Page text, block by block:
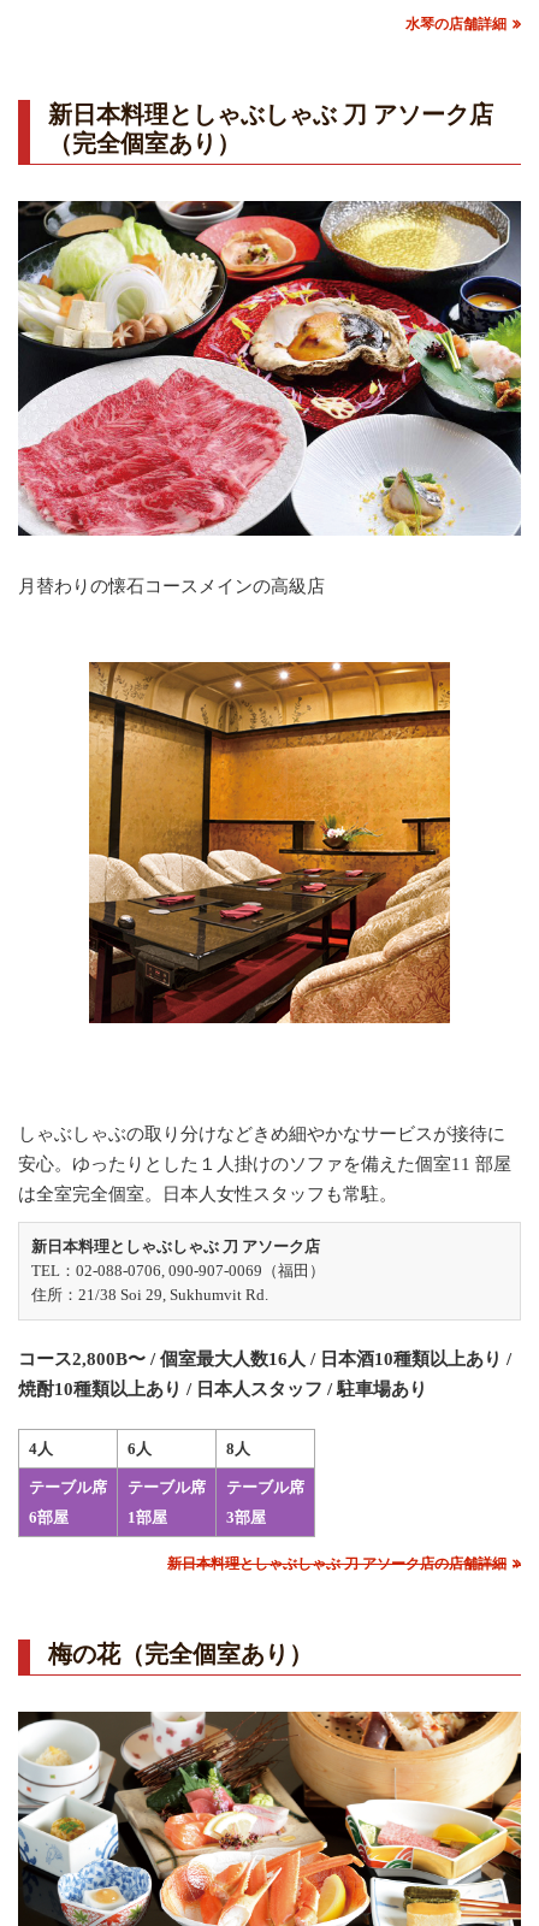
水琴の店舗詳細
新日本料理としゃぶしゃぶ 刀 アソーク店
（完全個室あり）
月替わりの懐石コースメインの高級店
しゃぶしゃぶの取り分けなどきめ細やかなサービスが接待に
安心。ゆったりとした１人掛けのソファを備えた個室11 部屋
は全室完全個室。日本人女性スタッフも常駐。
新日本料理としゃぶしゃぶ 刀 アソーク店
TEL：02-088-0706, 090-907-0069（福田）
住所：21/38 Soi 29, Sukhumvit Rd.
コース2,800B〜 / 個室最大人数16人 / 日本酒10種類以上あり /
焼酎10種類以上あり / 日本人スタッフ / 駐車場あり
4人 6人 8人
テーブル席
6部屋
テーブル席
1部屋
テーブル席
3部屋
新日本料理としゃぶしゃぶ 刀 アソーク店の店舗詳細
梅の花（完全個室あり）